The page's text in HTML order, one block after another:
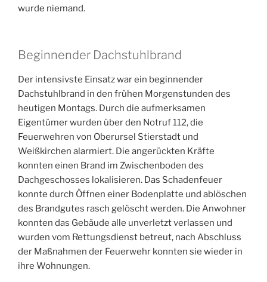
wurde niemand.
Beginnender Dachstuhlbrand
Der intensivste Einsatz war ein beginnender
Dachstuhlbrand in den frühen Morgenstunden des
heutigen Montags. Durch die aufmerksamen
Eigentümer wurden über den Notruf 112, die
Feuerwehren von Oberursel Stierstadt und
Weißkirchen alarmiert. Die angerückten Kräfte
konnten einen Brand im Zwischenboden des
Dachgeschosses lokalisieren. Das Schadenfeuer
konnte durch Öffnen einer Bodenplatte und ablöschen
des Brandgutes rasch gelöscht werden. Die Anwohner
konnten das Gebäude alle unverletzt verlassen und
wurden vom Rettungsdienst betreut, nach Abschluss
der Maßnahmen der Feuerwehr konnten sie wieder in
ihre Wohnungen.